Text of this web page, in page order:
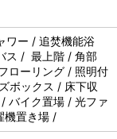
ワー / 追焚機能浴
ス / 最上階 / 角部
ローリング / 照明付
ボックス / 床下収
バイク置場 / 光ファ
機置き場 /